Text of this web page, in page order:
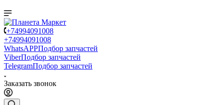
+74994091008
+74994091008
WhatsAPPПодбор запчастей
ViberПодбор запчастей
TelegramПодбор запчастей
Заказать звонок